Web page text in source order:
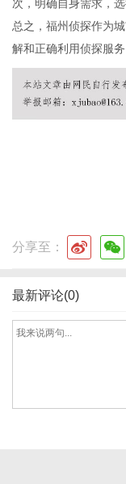
次，明确自身需求，
总之，福州侦探作为
解和正确利用侦探服
分享至：
最新评论(0)